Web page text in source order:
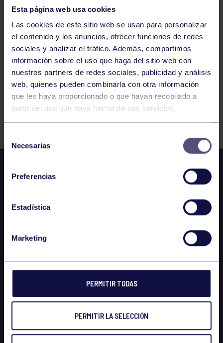
Esta página web usa cookies
Las cookies de este sitio web se usan para personalizar
el contenido y los anuncios, ofrecer funciones de redes
sociales y analizar el tráfico. Además, compartimos
información sobre el uso que haga del sitio web con
nuestros partners de redes sociales, publicidad y análisis
web, quienes pueden combinarla con otra información
que les haya proporcionado o que hayan recopilado a
partir del uso que haya hecho de sus servicios.
de Necesarias
Preferencias
Estadística
Marketing
PERMITIR TODAS
PERMITIR LA SELECCIÓN
712 713 714 715 716 717 718